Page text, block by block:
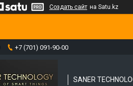
Создать сайт на Satu.kz
+7 (701) 091-90-00
SANER